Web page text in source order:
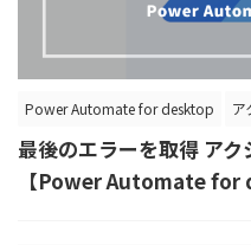
Power Automate for desktop ア
最後のエラーを取得 ア
【Power Automate for